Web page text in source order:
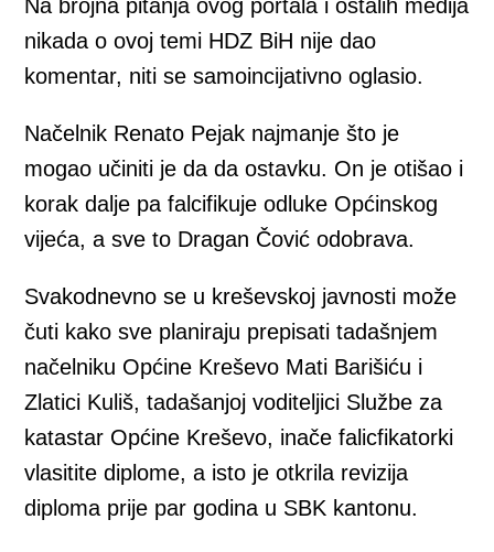
Na brojna pitanja ovog portala i ostalih medija
nikada o ovoj temi HDZ BiH nije dao
komentar, niti se samoincijativno oglasio.
Načelnik Renato Pejak najmanje što je
mogao učiniti je da da ostavku. On je otišao i
korak dalje pa falcifikuje odluke Općinskog
vijeća, a sve to Dragan Čović odobrava.
Svakodnevno se u kreševskoj javnosti može
čuti kako sve planiraju prepisati tadašnjem
načelniku Općine Kreševo Mati Barišiću i
Zlatici Kuliš, tadašanjoj voditeljici Službe za
katastar Općine Kreševo, inače falicfikatorki
vlasitite diplome, a isto je otkrila revizija
diploma prije par godina u SBK kantonu.